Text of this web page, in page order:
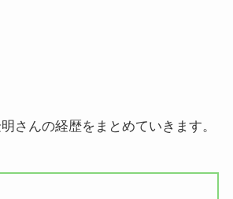
さんの経歴をまとめていきます。